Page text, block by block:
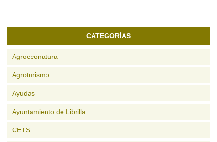
CATEGORÍAS
Agroeconatura
Agroturismo
Ayudas
Ayuntamiento de Librilla
CETS